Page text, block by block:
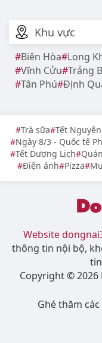
Khu vực
Biên Hòa Long
Vĩnh Cửu Trảng
Tân Phú Định
Trà sữa Tết
Ngày 8/3 - Quốc tế
Tết Dương Lịch
Điện ảnh Pizza
Website
thông tin nội bộ,
Copyright © 2026
Ghé thăm